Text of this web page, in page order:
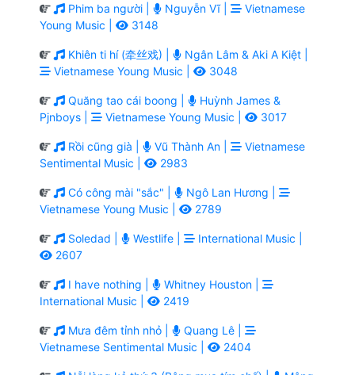
Phim ba người | Nguyễn Vĩ |
Vietnamese
Young Music |
3148
Khiên ti hí (牵丝戏) |
Ngân Lâm & Aki A Kiệt |
Vietnamese Young Music |
3048
Quăng tao cái boong |
Huỳnh James &
Pjnboys |
Vietnamese Young Music | 3017
Rồi cũng già | Vũ Thành An |
Vietnamese
Sentimental Music |
2983
Có công mài "sắc" |
Ngô Lan Hương |
Vietnamese Young Music |
2789
Soledad | Westlife |
International Music |
2607
I have nothing |
Whitney Houston |
International Music |
2419
Mưa đêm tỉnh nhỏ |
Quang Lê |
Vietnamese Sentimental Music |
2404